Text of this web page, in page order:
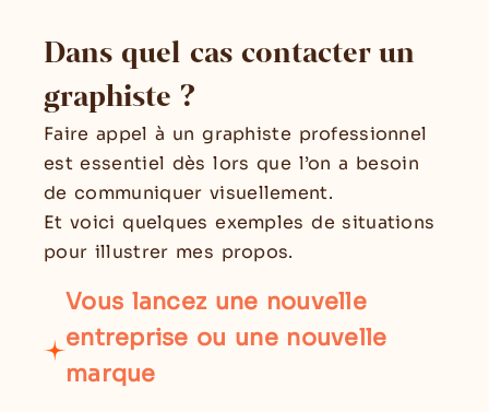
Dans quel cas contacter un
graphiste ?
Faire appel à un graphiste professionnel
est essentiel dès lors que l’on a besoin
de communiquer visuellement.
Et voici quelques exemples de situations
pour illustrer mes propos.
Vous lancez une nouvelle
entreprise ou une nouvelle
marque